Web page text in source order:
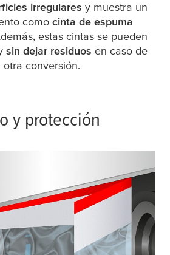
irregulares y muestra un
como cinta de espuma
estas cintas se pueden
sin dejar residuos en caso de
conversión.
y protección